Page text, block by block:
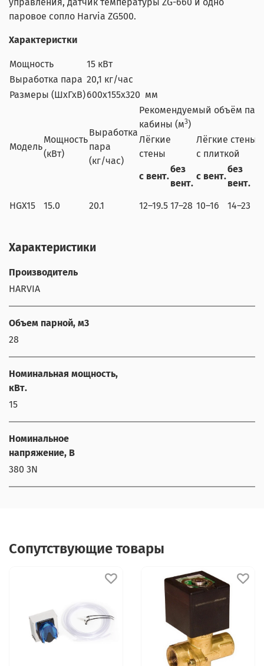
паровое сопло Harvia ZG500.
Характеристки
Мощность 15 кВт
Выработка пара 20,1 кг/час
Размеры (ШхГхВ)600x155x320 мм
Модель
Мощность
(кВт)
Выработка
пара
(кг/час)
Рекомендуемый объём
кабины (м3)
Лёгкие
стены
Лёгкие стены
с плиткой
с вент.
без
вент.
с вент.
без
вент.
HGX15 15.0 20.1 12–19.5 17–28 10–16 14–23
Характеристики
Производитель
HARVIA
Объем парной, м3
28
Номинальная мощность,
кВт.
15
Номинальное
напряжение, В
380 3N
Сопутствующие товары